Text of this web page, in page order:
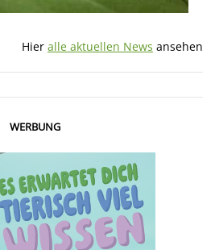
Hier alle aktuellen News ansehen
WERBUNG